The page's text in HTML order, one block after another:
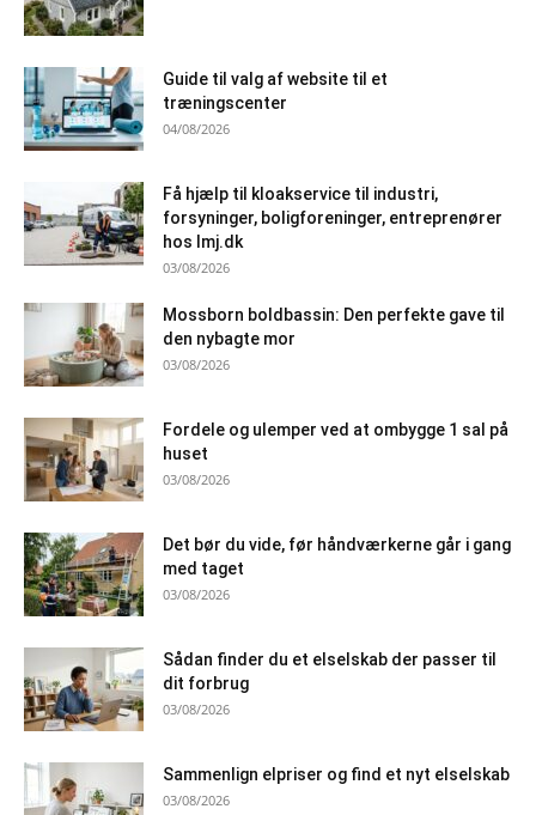
Guide til valg af website til et
træningscenter
04/08/2026
Få hjælp til kloakservice til industri,
forsyninger, boligforeninger, entreprenører
hos lmj.dk
03/08/2026
Mossborn boldbassin: Den perfekte gave til
den nybagte mor
03/08/2026
Fordele og ulemper ved at ombygge 1 sal på
huset
03/08/2026
Det bør du vide, før håndværkerne går i gang
med taget
03/08/2026
Sådan finder du et elselskab der passer til
dit forbrug
03/08/2026
Sammenlign elpriser og find et nyt elselskab
03/08/2026